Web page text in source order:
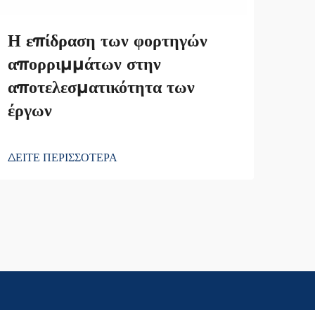
Η επίδραση των φορτηγών
απορριμμάτων στην
αποτελεσματικότητα των
έργων
ΔΕΙΤΕ ΠΕΡΙΣΣΟΤΕΡΑ